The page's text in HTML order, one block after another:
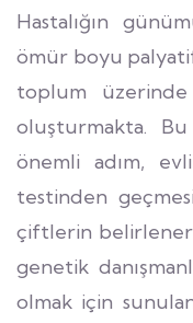
Hastalığın
ömür boyu
toplum
oluşturmakta. Bu
önemli adım,
testinden
çiftlerin
genetik
olmak için